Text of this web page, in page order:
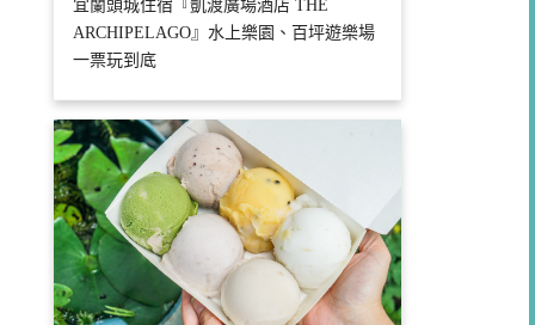
宜蘭頭城住宿『凱渡廣場酒店 THE
ARCHIPELAGO』水上樂園、百坪遊樂場
一票玩到底